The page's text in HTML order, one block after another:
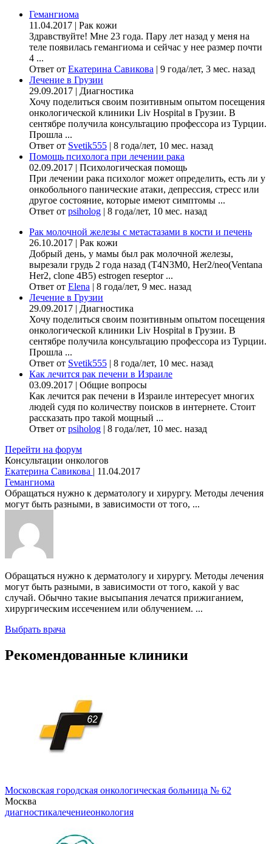
Гемангиома
11.04.2017 | Рак кожи
Здравствуйте! Мне 23 года. Пару лет назад у меня на
теле появилась гемангиома и сейчас у нее размер почти
4 ...
Ответ от Екатерина Савикова | 9 года/лет, 3 мес. назад
Лечение в Грузии
29.09.2017 | Диагностика
Хочу поделиться своим позитивным опытом посещения
онкологической клиники Liv Hospital в Грузии. В
сентябре получила консультацию профессора из Турции.
Прошла ...
Ответ от Svetik555 | 8 года/лет, 10 мес. назад
Помощь психолога при лечении рака
02.09.2017 | Психологическая помощь
При лечении рака психолог может определить, есть ли у
онкобольного панические атаки, депрессия, стресс или
другое состояние, которые имеют симптомы ...
Ответ от psiholog | 8 года/лет, 10 мес. назад
Рак молочной железы с метастазами в кости и печень
26.10.2017 | Рак кожи
Добрый день, у мамы был рак молочной железы,
вырезали грудь 2 года назад (Т4N3M0, Her2/neo(Ventana
Her2, clone 4B5) estrogen reseptor ...
Ответ от Elena | 8 года/лет, 9 мес. назад
Лечение в Грузии
29.09.2017 | Диагностика
Хочу поделиться своим позитивным опытом посещения
онкологической клиники Liv Hospital в Грузии. В
сентябре получила консультацию профессора из Турции.
Прошла ...
Ответ от Svetik555 | 8 года/лет, 10 мес. назад
Как лечится рак печени в Израиле
03.09.2017 | Общие вопросы
Как лечится рак печени в Израиле интересует многих
людей судя по количеству поисков в интернете. Стоит
рассказать про такой мощный ...
Ответ от psiholog | 8 года/лет, 10 мес. назад
Перейти на форум
Консультации онкологов
Екатерина Савикова | 11.04.2017
Гемангиома
Обращаться нужно к дерматологу и хирургу. Методы лечения
могут быть разными, в зависимости от того, ...
Обращаться нужно к дерматологу и хирургу. Методы лечения
могут быть разными, в зависимости от того, какой у вас
случай. Обычно такие высыпания лечатся прижиганием,
хирургическим иссечением или облучением. ...
Выбрать врача
Рекомендованные клиники
Московская городская онкологическая больница № 62
Москва
диагностикалечениеонкология